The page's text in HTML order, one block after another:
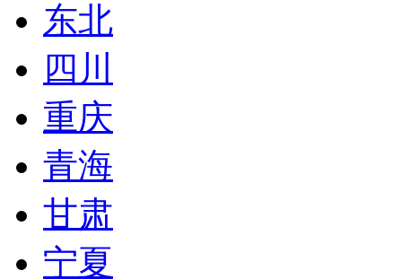
东北
四川
重庆
青海
甘肃
宁夏